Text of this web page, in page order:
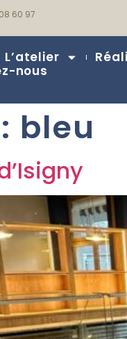
60 97
L’atelier
nous
bleu